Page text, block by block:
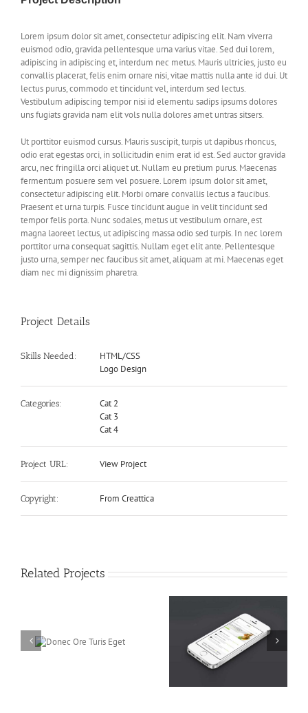
Lorem ipsum dolor sit amet, consectetur adipiscing elit. Nam viverra
euismod odio, gravida pellentesque urna varius vitae. Sed dui lorem,
adipiscing in adipiscing et, interdum nec metus. Mauris ultricies, justo eu
convallis placerat, felis enim ornare nisi, vitae mattis nulla ante id dui. Ut
lectus purus, commodo et tincidunt vel, interdum sed lectus.
Vestibulum adipiscing tempor nisi id elementu sadips ipsums dolores
uns fugiats gravida nam elit vols nulla dolores amet untras sitsers.
Ut porttitor euismod cursus. Mauris suscipit, turpis ut dapibus rhoncus,
odio erat egestas orci, in sollicitudin enim erat id est. Sed auctor gravida
arcu, nec fringilla orci aliquet ut. Nullam eu pretium purus. Maecenas
fermentum posuere sem vel posuere. Lorem ipsum dolor sit amet,
consectetur adipiscing elit. Morbi ornare convallis lectus a faucibus.
Praesent et urna turpis. Fusce tincidunt augue in velit tincidunt sed
tempor felis porta. Nunc sodales, metus ut vestibulum ornare, est
magna laoreet lectus, ut adipiscing massa odio sed turpis. In nec lorem
porttitor urna consequat sagittis. Nullam eget elit ante. Pellentesque
justo urna, semper nec faucibus sit amet, aliquam at mi. Maecenas eget
diam nec mi dignissim pharetra.
Project Details
Skills Needed:
HTML/CSS
Logo Design
Categories:
Cat 2
Cat 3
Cat 4
Project URL: View Project
Copyright: From Creattica
Related Projects
Proin